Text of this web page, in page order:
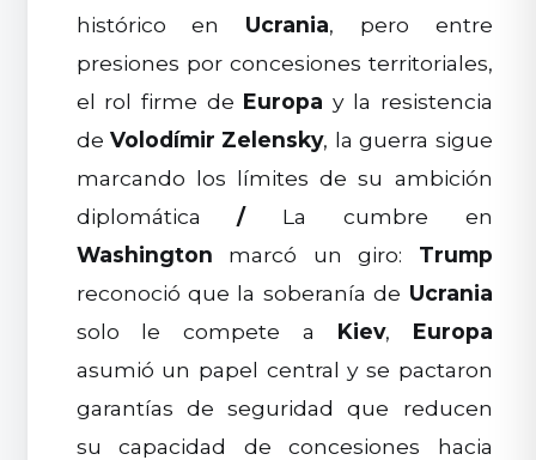
histórico en Ucrania, pero entre
presiones por concesiones territoriales,
el rol firme de Europa y la resistencia
de Volodímir Zelensky, la guerra sigue
marcando los límites de su ambición
diplomática/La cumbre en
Washington marcó un giro: Trump
reconoció que la soberanía de Ucrania
solo le compete a Kiev, Europa
asumió un papel central y se pactaron
garantías de seguridad que reducen
su capacidad de concesiones hacia